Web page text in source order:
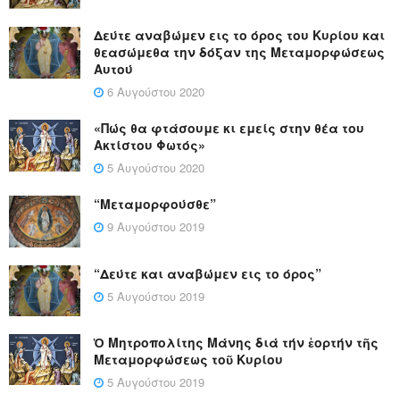
Δεύτε αναβώμεν εις το όρος του Κυρίου και
θεασώμεθα την δόξαν της Μεταμορφώσεως
Αυτού
6 Αυγούστου 2020
«Πώς θα φτάσουμε κι εμείς στην θέα του
Ακτίστου Φωτός»
5 Αυγούστου 2020
“Μεταμορφούσθε”
9 Αυγούστου 2019
“Δεύτε και αναβώμεν εις το όρος”
5 Αυγούστου 2019
Ὁ Μητροπολίτης Μάνης διά τήν ἑορτήν τῆς
Μεταμορφώσεως τοῦ Κυρίου
5 Αυγούστου 2019